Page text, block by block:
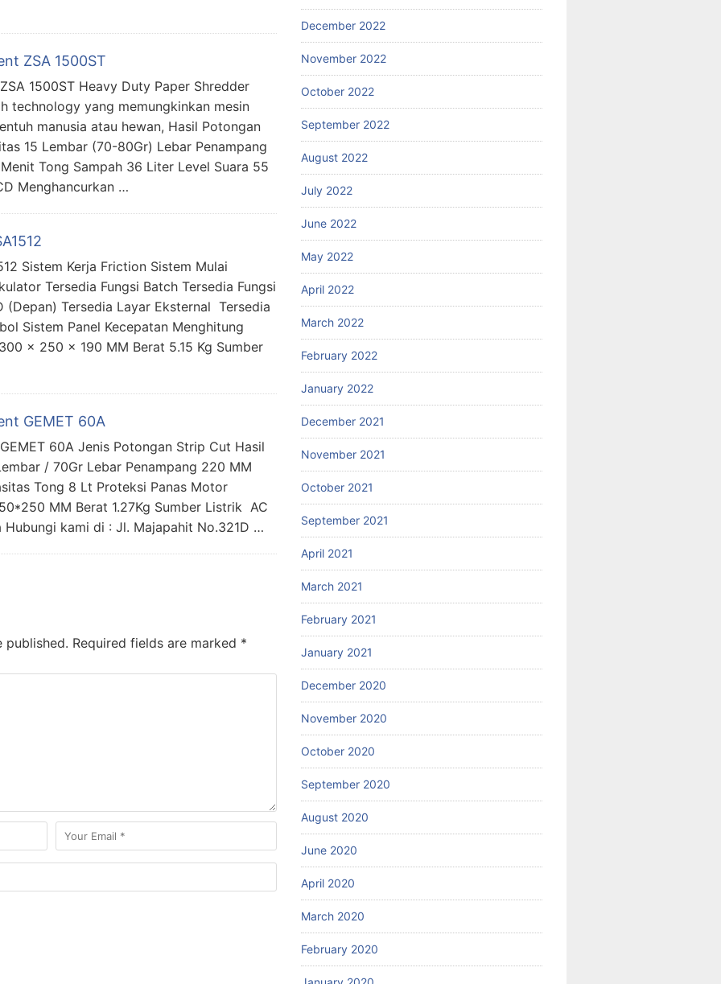
ZSA 1500ST
1500ST Heavy Duty Paper Shredder
technology yang memungkinkan mesin
manusia atau hewan, Hasil Potongan
15 Lembar (70-80Gr) Lebar Penampang
Tong Sampah 36 Liter Level Suara 55
Menghancurkan …
Sistem Kerja Friction Sistem Mulai
Tersedia Fungsi Batch Tersedia Fungsi
(Depan) Tersedia Layar Eksternal Tersedia
Sistem Panel Kecepatan Menghitung
x 250 x 190 MM Berat 5.15 Kg Sumber
GEMET 60A
60A Jenis Potongan Strip Cut Hasil
/ 70Gr Lebar Penampang 220 MM
Tong 8 Lt Proteksi Panas Motor
MM Berat 1.27Kg Sumber Listrik AC
Hubungi kami di : Jl. Majapahit No.321D …
published. Required fields are marked *
December 2022
November 2022
October 2022
September 2022
August 2022
July 2022
June 2022
May 2022
April 2022
March 2022
February 2022
January 2022
December 2021
November 2021
October 2021
September 2021
April 2021
March 2021
February 2021
January 2021
December 2020
November 2020
October 2020
September 2020
August 2020
June 2020
April 2020
March 2020
February 2020